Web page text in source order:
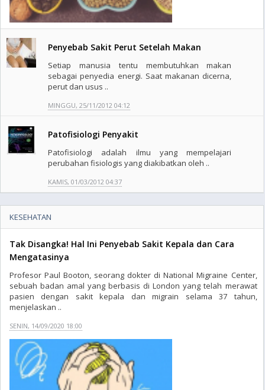
Penyebab Sakit Perut Setelah Makan
Setiap manusia tentu membutuhkan makan
sebagai penyedia energi. Saat makanan dicerna,
perut dan usus ..
MINGGU, 25/11/2012 04:12
Patofisiologi Penyakit
Patofisiologi adalah ilmu yang mempelajari
perubahan fisiologis yang diakibatkan oleh ..
KAMIS, 01/03/2012 04:37
KESEHATAN
Tak Disangka! Hal Ini Penyebab Sakit Kepala dan Cara
Mengatasinya
Profesor Paul Booton, seorang dokter di National Migraine Center,
sebuah badan amal yang berbasis di London yang telah merawat
pasien dengan sakit kepala dan migrain selama 37 tahun,
menjelaskan ..
SENIN, 14/09/2020 18:00